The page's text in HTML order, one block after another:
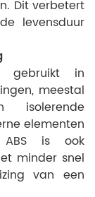
Dit verbetert
levensduur
gebruikt in
meestal
isolerende
elementen
ABS is ook
minder snel
van een